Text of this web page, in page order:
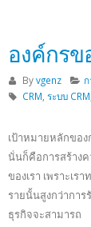
องค์กรข
Byvgenz
CRM ระบบ CRM
เป้าหมายหลักขอ
นั่นก็คือการสร้าง
ของเรา เพราะเ
รายนั้นสูงกว่ากา
ธุรกิจจะสามารถ